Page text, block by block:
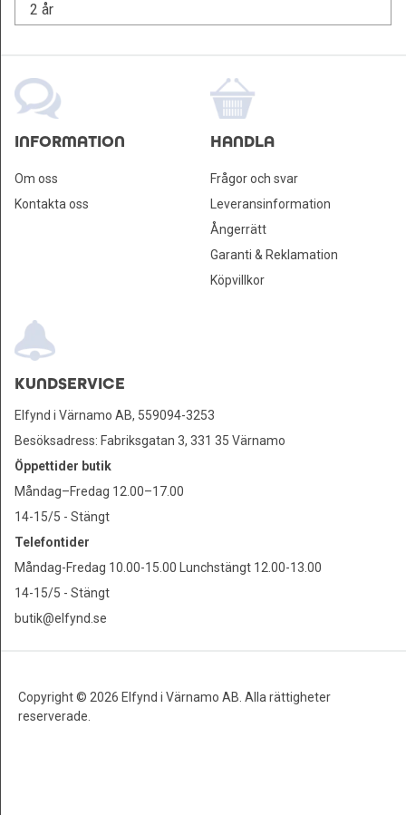
2 år
INFORMATION
Om oss
Kontakta oss
HANDLA
Frågor och svar
Leveransinformation
Ångerrätt
Garanti & Reklamation
Köpvillkor
KUNDSERVICE
Elfynd i Värnamo AB, 559094-3253
Besöksadress: Fabriksgatan 3, 331 35 Värnamo
Öppettider butik
Måndag–Fredag 12.00–17.00
14-15/5 - Stängt
Telefontider
Måndag-Fredag 10.00-15.00 Lunchstängt 12.00-13.00
14-15/5 - Stängt
butik@elfynd.se
Copyright © 2026 Elfynd i Värnamo AB. Alla rättigheter
reserverade.